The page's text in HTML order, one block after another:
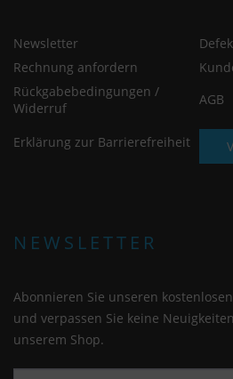
Newsletter
Rechnung anfordern
Rückgabebedingungen /
Widerruf
AGB
Erklärung zur Barrierefreiheit
NEWSLETTER
Abonnieren Sie unseren
und verpassen Sie keine
unserem Shop.